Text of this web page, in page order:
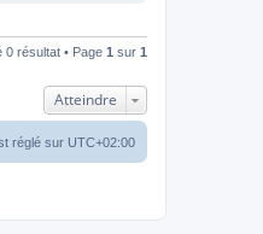
résultat • Page 1 sur 1
Atteindre
réglé sur UTC+02:00